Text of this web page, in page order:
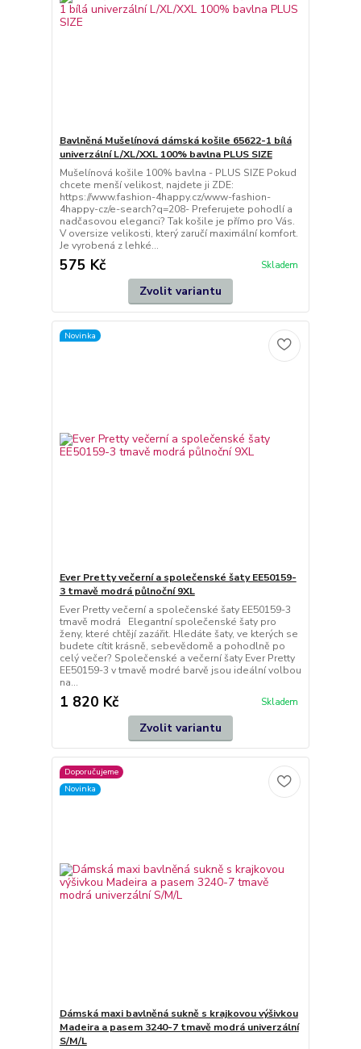
Bavlněná Mušelínová dámská košile 65622-1 bílá
univerzální L/XL/XXL 100% bavlna PLUS SIZE
Mušelínová košile 100% bavlna - PLUS SIZE Pokud
chcete menší velikost, najdete ji ZDE:
https://www.fashion-4happy.cz/www-fashion-
4happy-cz/e-search?q=208- Preferujete pohodlí a
nadčasovou eleganci? Tak košile je přímo pro Vás.
V oversize velikosti, který zaručí maximální komfort.
Je vyrobená z lehké...
575 Kč Skladem
Zvolit variantu
Novinka
Ever Pretty večerní a společenské šaty EE50159-
3 tmavě modrá půlnoční 9XL
Ever Pretty večerní a společenské šaty EE50159-3
tmavě modrá Elegantní společenské šaty pro
ženy, které chtějí zazářit. Hledáte šaty, ve kterých se
budete cítit krásně, sebevědomě a pohodlně po
celý večer? Společenské a večerní šaty Ever Pretty
EE50159-3 v tmavě modré barvě jsou ideální volbou
na...
1 820 Kč Skladem
Zvolit variantu
Doporučujeme
Novinka
Dámská maxi bavlněná sukně s krajkovou výšivkou
Madeira a pasem 3240-7 tmavě modrá univerzální
S/M/L